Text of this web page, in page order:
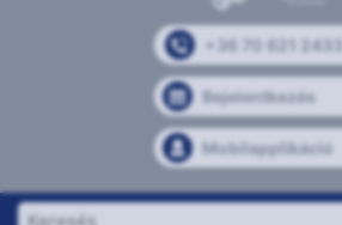
+36 70 621 2433
Bejelentkezés
Mobilapplikáció